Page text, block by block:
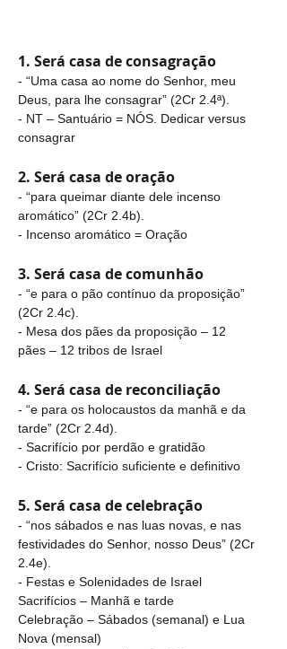
1. Será casa de consagração
- “Uma casa ao nome do Senhor, meu
Deus, para lhe consagrar” (2Cr 2.4ª).
- NT – Santuário = NÓS. Dedicar versus
consagrar
2. Será casa de oração
- “para queimar diante dele incenso
aromático” (2Cr 2.4b).
- Incenso aromático = Oração
3. Será casa de comunhão
- “e para o pão contínuo da proposição”
(2Cr 2.4c).
- Mesa dos pães da proposição – 12
pães – 12 tribos de Israel
4. Será casa de reconciliação
- “e para os holocaustos da manhã e da
tarde” (2Cr 2.4d).
- Sacrifício por perdão e gratidão
- Cristo: Sacrifício suficiente e definitivo
5. Será casa de celebração
- “nos sábados e nas luas novas, e nas
festividades do Senhor, nosso Deus” (2Cr
2.4e).
- Festas e Solenidades de Israel
Sacrifícios – Manhã e tarde
Celebração – Sábados (semanal) e Lua
Nova (mensal)